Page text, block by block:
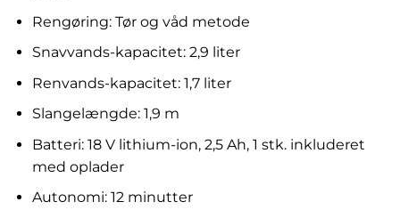
Rengøring: Tør og våd metode
Snavvands-kapacitet: 2,9 liter
Renvands-kapacitet: 1,7 liter
Slangelængde: 1,9 m
Batteri: 18 V lithium-ion, 2,5 Ah, 1 stk. inkluderet
med oplader
Autonomi: 12 minutter